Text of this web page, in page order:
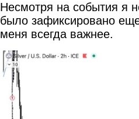
Несмотря на события я
было зафиксировано
меня всегда важнее.